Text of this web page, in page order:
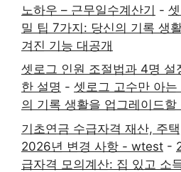
노하우 – 근무일수계산기 -
밀 팁 7가지: 당신의 기록 생
겨진 기능 대공개
셋로그 인원 조절법과 4명 설
한 설명 - 셋로그 고수만 아
의 기록 생활을 업그레이드할
기초연금 수급자격 재산, 주
2026년 변경 사항 - wtest -
급자격 모의계산: 집 있고 소